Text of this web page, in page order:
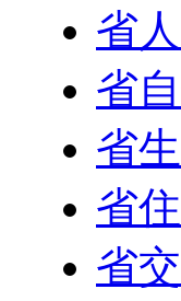
省
省
省
省
省